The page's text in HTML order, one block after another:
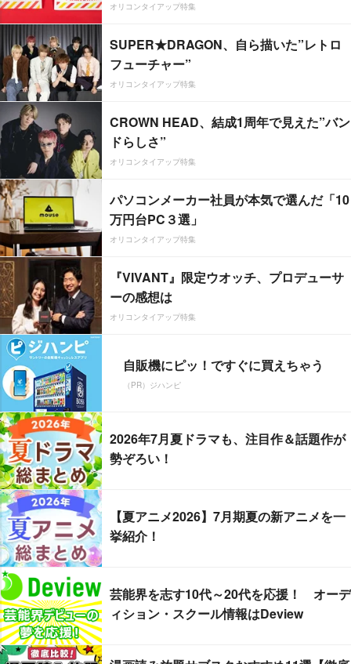
オリコンタイアップ特集
SUPER★DRAGON、自ら描いた”レトロ
フューチャー”
オリコンタイアップ特集
CROWN HEAD、結成1周年で見えた”バン
ドらしさ”
オリコンタイアップ特集
パソコンメーカー社員が本気で選んだ「10
万円台PC３選」
オリコンタイアップ特集
『VIVANT』限定ウオッチ、プロデューサ
ーの感想は
オリコンタイアップ特集
自販機にピッ！ですぐに買えちゃう
（PR）ジハンピ
2026年7月夏ドラマも、注目作＆話題作が
勢ぞろい！
【夏アニメ2026】7月期夏の新アニメを一
挙紹介！
芸能界を志す10代～20代を応援！ オーデ
ィション・スクール情報はDeview